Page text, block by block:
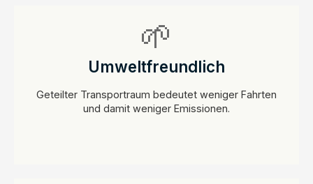
🌱
Umweltfreundlich
Geteilter Transportraum bedeutet weniger Fahrten
und damit weniger Emissionen.